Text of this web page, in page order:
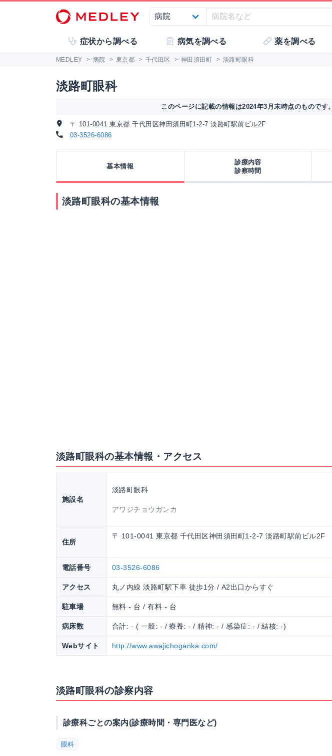
症状から調べる 病気を調べる 薬を調べる
MEDLEY > 病院 > 東京都 > 千代田区 > 神田須田町 > 淡路町眼科
淡路町眼科
このページに記載の情報は2024年3月末時点のものです。
〒 101-0041 東京都 千代田区神田須田町1-2-7 淡路町駅前ビル2F
03-3526-6086
基本情報
診療内容
診察時間
淡路町眼科の基本情報
淡路町眼科の基本情報・アクセス
施設名
淡路町眼科
アワジチョウガンカ
住所
〒 101-0041 東京都 千代田区神田須田町1-2-7 淡路町駅前ビル2F
電話番号 03-3526-6086
アクセス 丸ノ内線 淡路町駅下車 徒歩1分 / A2出口からすぐ
駐車場 無料 - 台 / 有料 - 台
病床数 合計: - ( 一般: - / 療養: - / 精神: - / 感染症: - / 結核: -)
Webサイト http://www.awajichoganka.com/
淡路町眼科の診察内容
診療科ごとの案内(診療時間・専門医など)
眼科